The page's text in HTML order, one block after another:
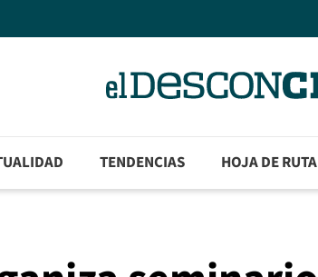
TENDENCIAS HOJA DE RUTA